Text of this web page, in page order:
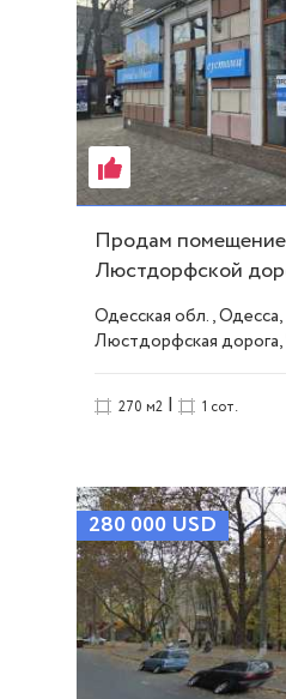
Продам
Люстдорфской
салон, магазин! ID
Одесская обл.,
Люстдорфская
270 м2 | 1 сот.
280 000 USD